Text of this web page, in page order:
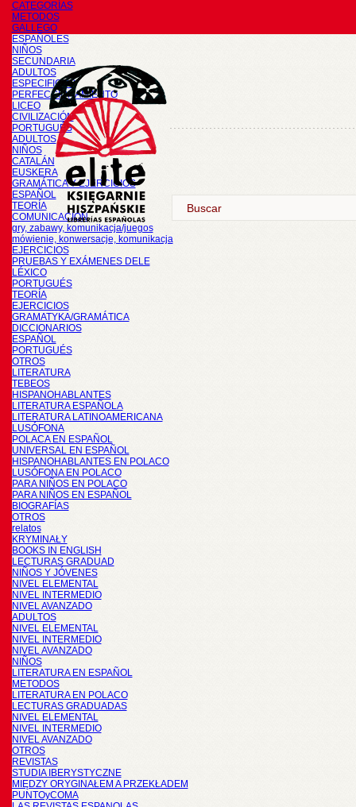
CATEGORÍAS
METODOS
GALLEGO
ESPAÑOLES
NIÑOS
SECUNDARIA
ADULTOS
ESPECIFICOS
PERFECCIONAMIENTO
LICEO
CIVILIZACIÓN
PORTUGUÉS
ADULTOS
NIÑOS
CATALÁN
EUSKERA
GRAMÁTICA Y EJERCICIOS
ESPAÑOL
TEORÍA
COMUNICACIÓN
gry, zabawy, komunikacja/juegos
mówienie, konwersacje, komunikacja
EJERCICIOS
PRUEBAS Y EXÁMENES DELE
LÉXICO
PORTUGUÉS
TEORÍA
EJERCICIOS
GRAMATYKA/GRAMÁTICA
DICCIONARIOS
ESPAÑOL
PORTUGUÉS
OTROS
LITERATURA
TEBEOS
HISPANOHABLANTES
LITERATURA ESPAÑOLA
LITERATURA LATINOAMERICANA
LUSÓFONA
POLACA EN ESPAÑOL
UNIVERSAL EN ESPAÑOL
HISPANOHABLANTES EN POLACO
LUSÓFONA EN POLACO
PARA NIÑOS EN POLACO
PARA NIÑOS EN ESPAÑOL
BIOGRAFÍAS
OTROS
relatos
KRYMINAŁY
BOOKS IN ENGLISH
LECTURAS GRADUAD
NIÑOS Y JÓVENES
NIVEL ELEMENTAL
NIVEL INTERMEDIO
NIVEL AVANZADO
ADULTOS
NIVEL ELEMENTAL
NIVEL INTERMEDIO
NIVEL AVANZADO
NIÑOS
LITERATURA EN ESPAÑOL
METODOS
LITERATURA EN POLACO
LECTURAS GRADUADAS
NIVEL ELEMENTAL
NIVEL INTERMEDIO
NIVEL AVANZADO
OTROS
REVISTAS
STUDIA IBERYSTYCZNE
MIĘDZY ORYGINAŁEM A PRZEKŁADEM
PUNTOyCOMA